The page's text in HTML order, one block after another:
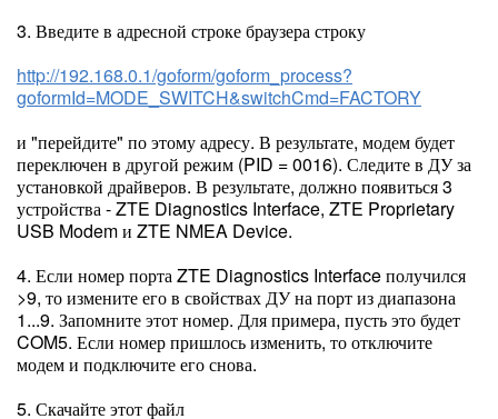
3. Введите в адресной строке браузера строку
http://192.168.0.1/goform/goform_process?
goformId=MODE_SWITCH&switchCmd=FACTORY
и "перейдите" по этому адресу. В результате, модем будет
переключен в другой режим (PID = 0016). Следите в ДУ за
установкой драйверов. В результате, должно появиться 3
устройства - ZTE Diagnostics Interface, ZTE Proprietary
USB Modem и ZTE NMEA Device.
4. Если номер порта ZTE Diagnostics Interface получился
>9, то измените его в свойствах ДУ на порт из диапазона
1...9. Запомните этот номер. Для примера, пусть это будет
COM5. Если номер пришлось изменить, то отключите
модем и подключите его снова.
5. Скачайте этот файл